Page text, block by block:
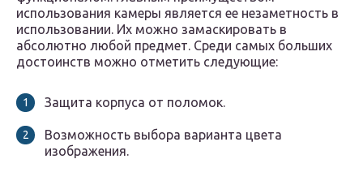
использования камеры является ее незаметность в
использовании. Их можно замаскировать в
абсолютно любой предмет. Среди самых больших
достоинств можно отметить следующие:
Защита корпуса от поломок.
Возможность выбора варианта цвета
изображения.